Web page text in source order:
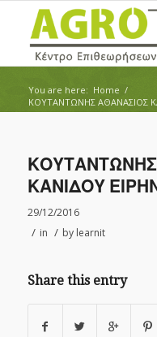
You are here: Home /
ΚΟΥΤΑΝΤΩΝΗΣ ΑΘΑΝΑΣΙΟΣ
ΚΑΝΙΔΟΥ
29/12/2016
/ in / by learnit
Share this entry